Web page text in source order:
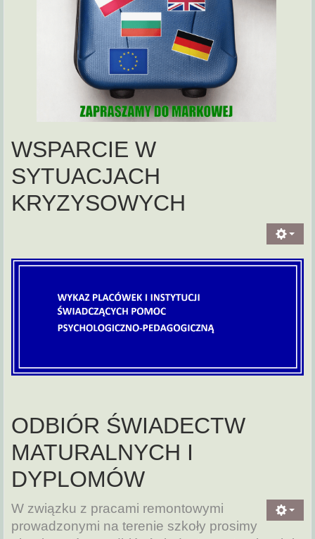
WSPARCIE W
SYTUACJACH
KRYZYSOWYCH
ODBIÓR ŚWIADECTW
MATURALNYCH I
DYPLOMÓW
W związku z pracami remontowymi
prowadzonymi na terenie szkoły prosimy